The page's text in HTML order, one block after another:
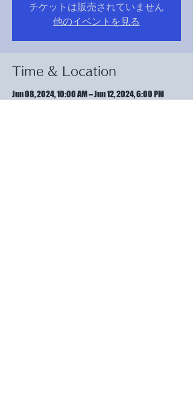
チケットは販売されていません
他のイベントを見る
Time & Location
Jun 08, 2024, 10:00 AM – Jun 12, 2024, 6:00 PM